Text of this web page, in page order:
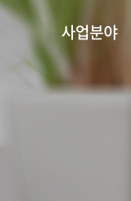
사업분야